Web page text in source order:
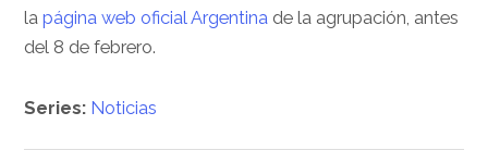
lapágina web oficial Argentina de la agrupación, antes
del 8 de febrero.
Series: Noticias